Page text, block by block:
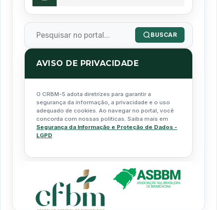
BUSCAR
AVISO DE PRIVACIDADE
O CRBM-5 adota diretrizes para garantir a
segurança da informação, a privacidade e o uso
adequado de cookies. Ao navegar no portal, você
concorda com nossas políticas. Saiba mais em
Segurança da Informação e Proteção de Dados -
LGPD